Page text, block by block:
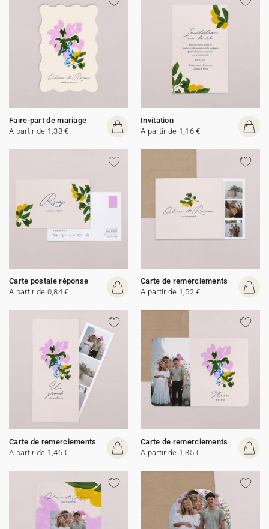
Faire-part de mariage
A partir de 1,38 €
Invitation
A partir de 1,16 €
Carte postale réponse
A partir de 0,84 €
Carte de remerciements
A partir de 1,52 €
Carte de remerciements
A partir de 1,46 €
Carte de remerciements
A partir de 1,35 €